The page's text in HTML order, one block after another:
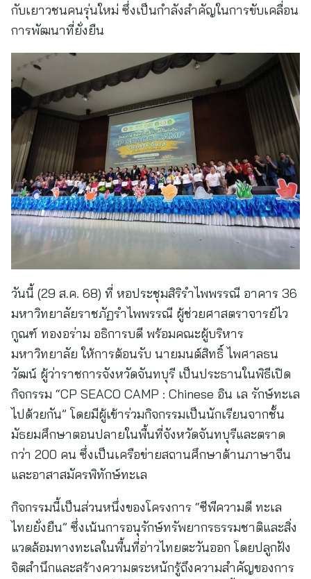
กับเยาวชนคนรุ่นใหม่ ซึ่งเป็นกำลังสำคัญในการขับเคลื่อน
การพัฒนาที่ยั่งยืน
วันนี้ (29 ส.ค. 68) ที่ หอประชุมสิริรำไพพรรณี อาคาร 36
มหาวิทยาลัยราชภัฏรำไพพรรณี ผู้ช่วยศาสตราจารย์ไว
กูณฑ์ ทองอร่าม อธิการบดี พร้อมคณะผู้บริหาร
มหาวิทยาลัย ให้การต้อนรับ นายมนต์สิทธิ์ ไพศาลธน
วัฒน์ ผู้ว่าราชการจังหวัดจันทบุรี เป็นประธานในพิธีเปิด
กิจกรรม “CP SEACO CAMP : Chinese อิน เล รักษ์ทะเล
ไปด้วยกัน” โดยมีผู้เข้าร่วมกิจกรรมเป็นนักเรียนจากชั้น
มัธยมศึกษาตอนปลายในพื้นที่จังหวัดจันทบุรีและตราด
กว่า 200 คน ซึ่งเป็นเครือข่ายสถานศึกษาด้านภาษาจีน
และอาสาสมัครพิทักษ์ทะเล
กิจกรรมนี้เป็นส่วนหนึ่งของโครงการ “ซีพีความดี ทะเล
ไทยยั่งยืน” ซึ่งเน้นการอนุรักษ์ทรัพยากรธรรมชาติและสิ่ง
แวดล้อมทางทะเลในพื้นที่อ่าวไทยตะวันออก โดยปลูกฝัง
จิตสำนึกและสร้างความตระหนักรู้ถึงความสำคัญของการ